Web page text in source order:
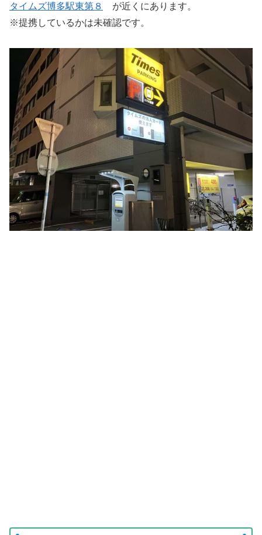
タイムズ博多駅東第８
が近くにあります。
※提携しているかは未確認です。